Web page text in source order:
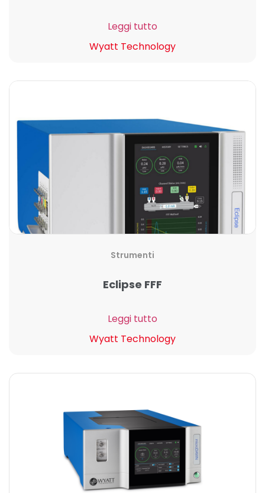
Leggi tutto
Wyatt Technology
Strumenti
Eclipse FFF
Leggi tutto
Wyatt Technology